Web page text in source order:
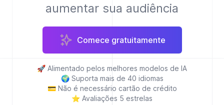
aumentar sua audiência
Comece gratuitamente
🚀 Alimentado pelos melhores modelos de IA
🌍 Suporta mais de 40 idiomas
💳 Não é necessário cartão de crédito
⭐ Avaliações 5 estrelas